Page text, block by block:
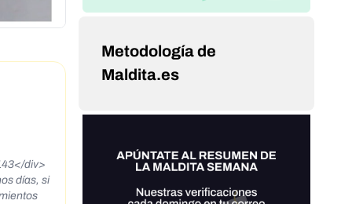
div>
días, si
Metodología de
Maldita.es